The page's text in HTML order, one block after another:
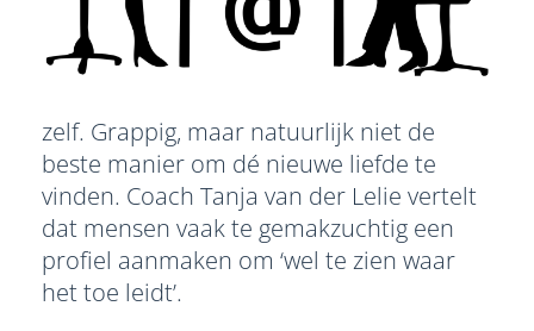
zelf. Grappig, maar natuurlijk niet de
beste manier om dé nieuwe liefde te
vinden. Coach Tanja van der Lelie vertelt
dat mensen vaak te gemakzuchtig een
profiel aanmaken om ‘wel te zien waar
het toe leidt’.